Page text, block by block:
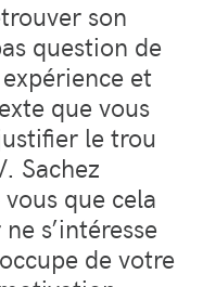
son
question de
et
que vous
le trou
Sachez
vous que cela
s’intéresse
de votre